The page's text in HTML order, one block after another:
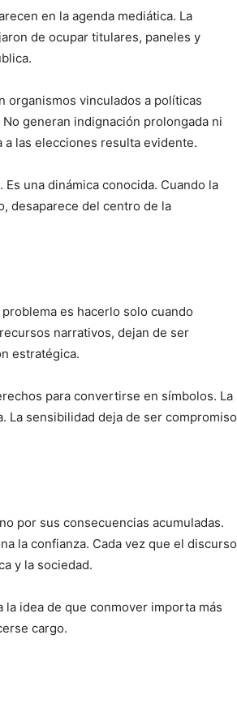
en la agenda mediática. La
de ocupar titulares, paneles y
organismos vinculados a políticas
generan indignación prolongada ni
las elecciones resulta evidente.
una dinámica conocida. Cuando la
desaparece del centro de la
es hacerlo solo cuando
narrativos, dejan de ser
estratégica.
para convertirse en símbolos. La
La sensibilidad deja de ser compromiso
por sus consecuencias acumuladas.
la confianza. Cada vez que el discurso
y la sociedad.
idea de que conmover importa más
cargo.